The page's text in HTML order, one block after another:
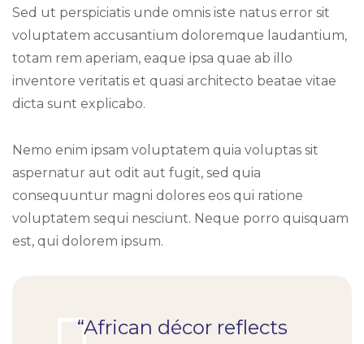
Sed ut perspiciatis unde omnis iste natus error sit
voluptatem accusantium doloremque laudantium,
totam rem aperiam, eaque ipsa quae ab illo
inventore veritatis et quasi architecto beatae vitae
dicta sunt explicabo.
Nemo enim ipsam voluptatem quia voluptas sit
aspernatur aut odit aut fugit, sed quia
consequuntur magni dolores eos qui ratione
voluptatem sequi nesciunt. Neque porro quisquam
est, qui dolorem ipsum.
“African décor reflects